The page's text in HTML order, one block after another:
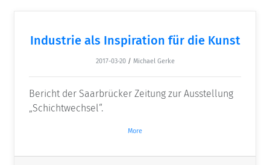
Industrie als Inspiration für die Kunst
2017-03-20 / Michael Gerke
Bericht der Saarbrücker Zeitung zur Ausstellung
„Schichtwechsel“.
More